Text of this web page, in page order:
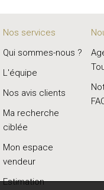
Nos services
Qui sommes-nous ?
L'équipe
Nos avis clients
Ma recherche
ciblée
Mon espace
vendeur
Estimation